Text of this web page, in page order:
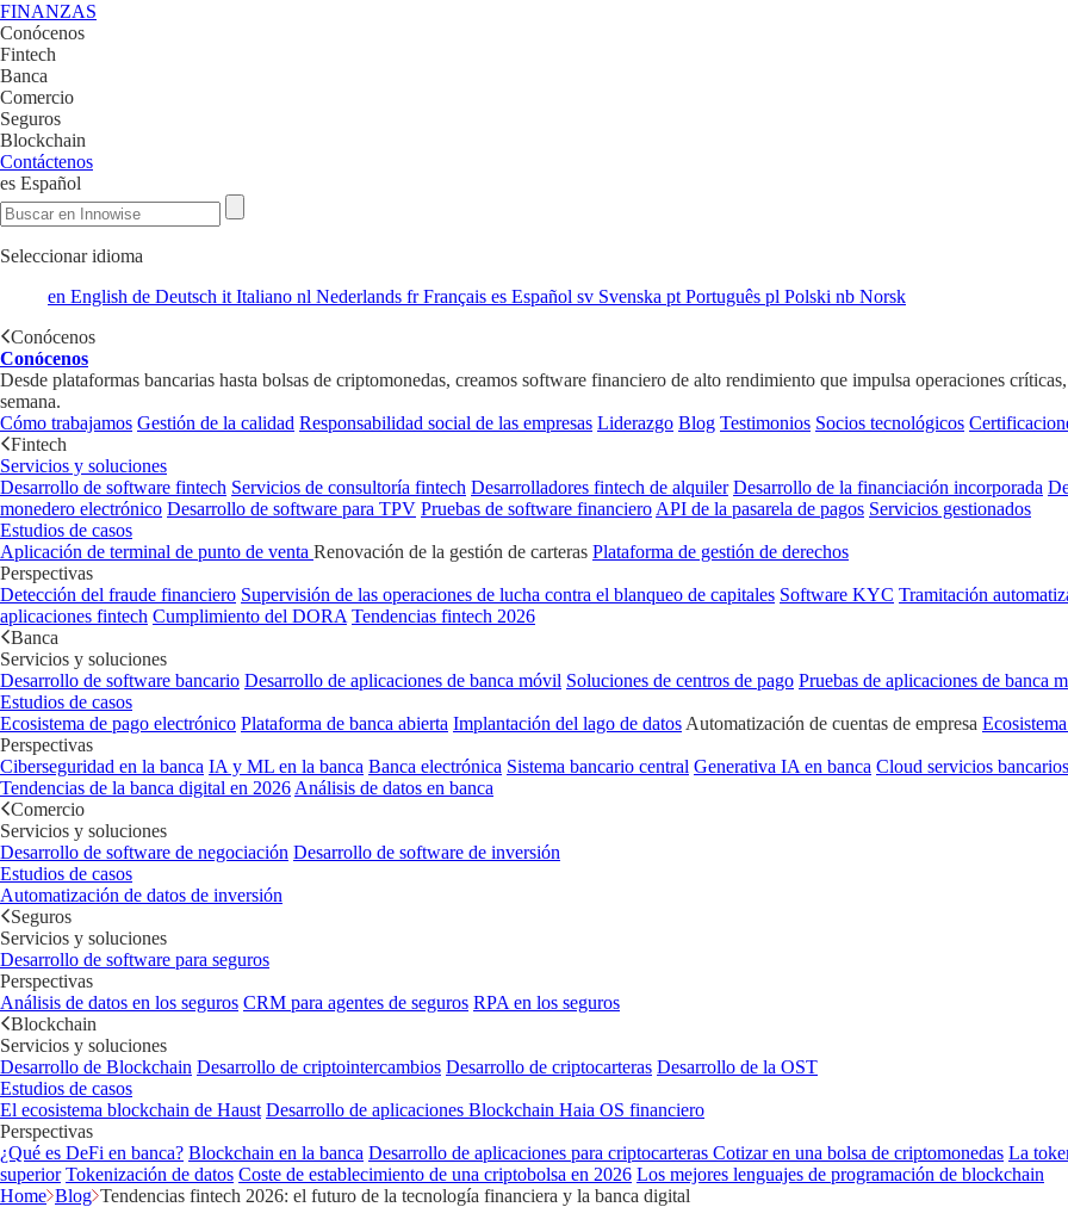
FINANZAS
Conócenos
Fintech
Banca
Comercio
Seguros
Blockchain
Contáctenos
es Español
Seleccionar idioma
en English de Deutsch it Italiano nl Nederlands frFrançais es Español sv Svenska pt Português pl Polski nb Norsk
Conócenos
Conócenos
Desde plataformas bancarias hasta bolsas de criptomonedas, creamos software financiero de alto rendimiento que impulsa operaciones
semana.
Cómo trabajamos Gestión de la calidad Responsabilidad social de las empresas Liderazgo Blog Testimonios Socios tecnológicos
Fintech
Servicios y soluciones
Desarrollo de software fintech Servicios de consultoría fintech Desarrolladores fintech de alquiler Desarrollo de la financiación incorporada
monedero electrónico Desarrollo de software para TPV Pruebas de software financiero API de la pasarela de pagos Servicios gestionados
Estudios de casos
Aplicación de terminal de punto de venta Renovación de la gestión de carteras Plataforma de gestión de derechos
Perspectivas
Detección del fraude financiero Supervisión de las operaciones de lucha contra el blanqueo de capitales Software KYC Tramitación
aplicaciones fintech Cumplimiento del DORA Tendencias fintech 2026
Banca
Servicios y soluciones
Desarrollo de software bancario Desarrollo de aplicaciones de banca móvil Soluciones de centros de pago Pruebas de aplicaciones de banca
Estudios de casos
Ecosistema de pago electrónico Plataforma de banca abierta Implantación del lago de datos Automatización de cuentas de empresa
Perspectivas
Ciberseguridad en la banca IA y ML en la banca Banca electrónica Sistema bancario central Generativa IA en banca Cloud servicios bancarios
Tendencias de la banca digital en 2026 Análisis de datos en banca
Comercio
Servicios y soluciones
Desarrollo de software de negociación Desarrollo de software de inversión
Estudios de casos
Automatización de datos de inversión
Seguros
Servicios y soluciones
Desarrollo de software para seguros
Perspectivas
Análisis de datos en los seguros CRM para agentes de seguros RPA en los seguros
Blockchain
Servicios y soluciones
Desarrollo de Blockchain Desarrollo de criptointercambios Desarrollo de criptocarteras Desarrollo de la OST
Estudios de casos
El ecosistema blockchain de Haust Desarrollo de aplicaciones Blockchain Haia OS financiero
Perspectivas
¿Qué es DeFi en banca? Blockchain en la banca Desarrollo de aplicaciones para criptocarteras Cotizar en una bolsa de criptomonedas La
superior Tokenización de datos Coste de establecimiento de una criptobolsa en 2026 Los mejores lenguajes de programación de blockchain
Home Blog Tendencias fintech 2026: el futuro de la tecnología financiera y la banca digital